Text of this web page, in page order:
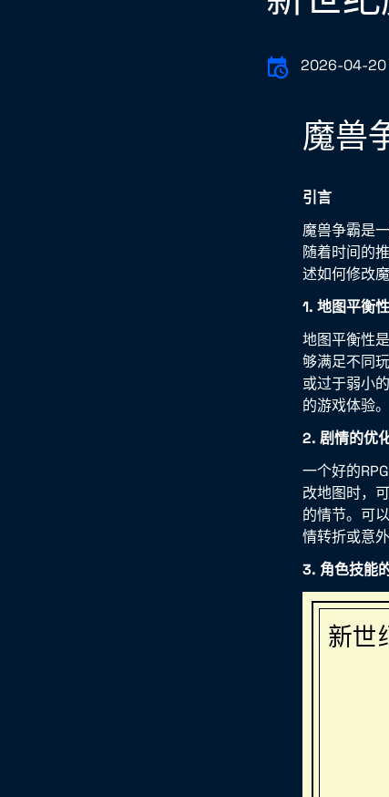
2026-04-20
魔兽
引言
魔兽争霸是
随着时间的
述如何修改
1. 地图平衡
地图平衡性
够满足不同
或过于弱小
的游戏体验。
2. 剧情的优
一个好的
改地图时，
的情节。可
情转折或意
3. 角色技能